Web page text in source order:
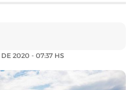
DE 2020 - 07:37 HS